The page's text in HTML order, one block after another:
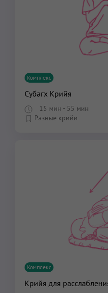
Комплекс
Субагх Крийя
15 мин - 55 мин
Разные крийи
Комплекс
Крийя для